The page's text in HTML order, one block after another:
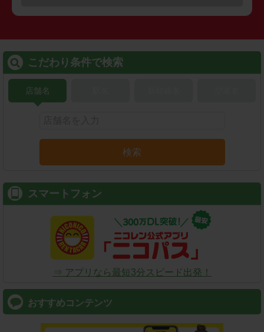
こだわり条件で検索
店舗名
検索
スマートフォン
⇒ アプリなら最短3分スピード出発！
おすすめコンテンツ